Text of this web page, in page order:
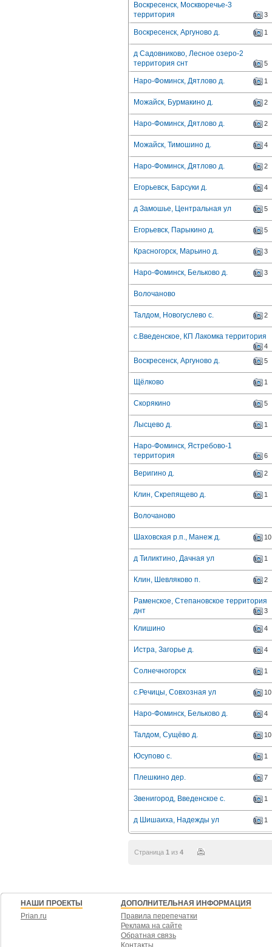
Воскресенск, Москворечье-3
территория
3
Воскресенск, Аргуново д. 1
д Садовниково, Лесное озеро-2
территория снт
5
Наро-Фоминск, Дятлово д. 1
Можайск, Бурмакино д. 2
Наро-Фоминск, Дятлово д. 2
Можайск, Тимошино д. 4
Наро-Фоминск, Дятлово д. 2
Егорьевск, Барсуки д. 4
д Замошье, Центральная ул 5
Егорьевск, Парыкино д. 5
Красногорск, Марьино д. 3
Наро-Фоминск, Бельково д. 3
Волочаново
Талдом, Новогуслево с. 2
с.Введенское, КП Лакомка территория
4
Воскресенск, Аргуново д. 5
Щёлково 1
Скорякино 5
Лысцево д. 1
Наро-Фоминск, Ястребово-1
территория
6
Веригино д. 2
Клин, Скрепящево д. 1
Волочаново
Шаховская р.п., Манеж д. 10
д Тиликтино, Дачная ул 1
Клин, Шевляково п. 2
Раменское, Степановское территория
днт
3
Клишино 4
Истра, Загорье д. 4
Солнечногорск 1
с.Речицы, Совхозная ул 10
Наро-Фоминск, Бельково д. 4
Талдом, Сущёво д. 10
Юсупово с. 1
Плешкино дер. 7
Звенигород, Введенское с. 1
д Шишаиха, Надежды ул 1
Страница 1 из 4
НАШИ ПРОЕКТЫ
Prian.ru
ДОПОЛНИТЕЛЬНАЯ ИНФОРМАЦИЯ
Правила перепечатки
Реклама на сайте
Обратная связь
Контакты